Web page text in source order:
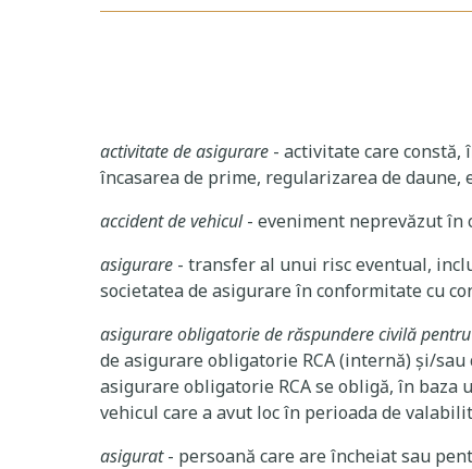
activitate de asigurare - activitate care
încasarea de prime, regularizarea de
accident de vehicul- eveniment neprevăzut în
asigurare - transfer al unui risc eventual,
societatea de asigurare în conformitate cu
asigurare obligatorie de răspundere civilă
de asigurare obligatorie RCA (internă) și/
asigurare obligatorie RCA se obligă, în baza
vehicul care a avut loc în perioada de
asigurat- persoană care are încheiat sau